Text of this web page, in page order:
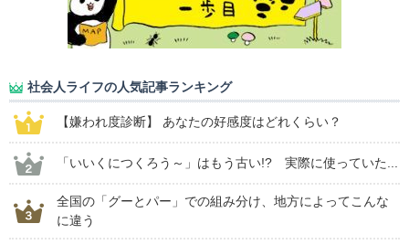
社会人ライフの人気記事ランキング
【嫌われ度診断】 あなたの好感度はどれくらい？
「いいくにつくろう～」はもう古い!? 実際に使っていた...
全国の「グーとパー」での組み分け、地方によってこんな
に違う